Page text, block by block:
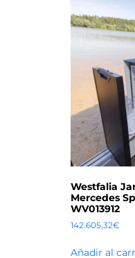
Westfalia
Mercedes
WV013912
142.605,32€
Añadir al